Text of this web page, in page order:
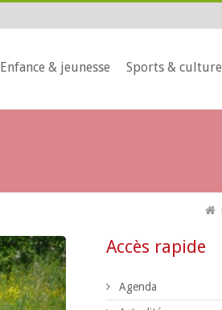
Enfance & jeunesse Sports & culture
Accès rapide
Agenda